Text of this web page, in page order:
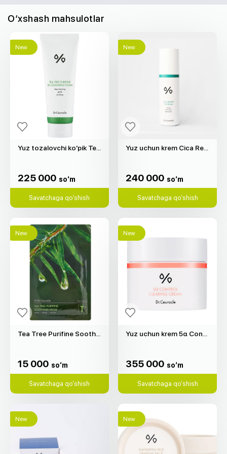
O‘xshash mahsulotlar
New
Yuz tozalovchi ko'pik Tea Tree Purifine 30 "Dr.Ceuracle" (150ml)
225 000 so‘m
Savatchaga qo‘shish
New
240 000 so‘m
Savatchaga qo‘shish
New
Tea Tree Purifine Soothing Mask "Dr.Ceuracle" (1d)
15 000 so‘m
Savatchaga qo‘shish
New
355 000 so‘m
Savatchaga qo‘shish
New New